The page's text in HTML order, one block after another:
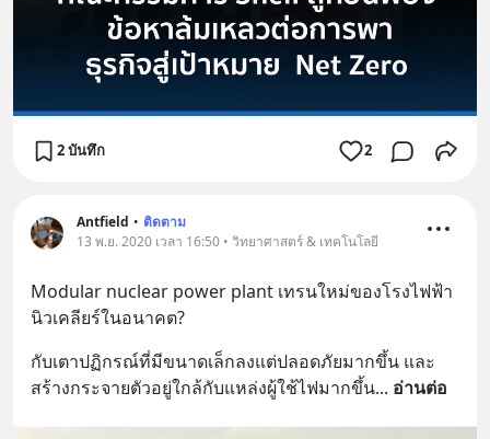
2 บันทึก 2
Antfield • ติดตาม
13 พ.ย. 2020 เวลา 16:50 • วิทยาศาสตร์ & เทคโนโลยี
Modular nuclear power plant เทรนใหม่ของโรงไฟฟ้า
นิวเคลียร์ในอนาคต?
กับเตาปฏิกรณ์ที่มีขนาดเล็กลงแต่ปลอดภัยมากขึ้น และ
สร้างกระจายตัวอยู่ใกล้กับแหล่งผู้ใช้ไฟมากขึ้น... อ่านต่อ